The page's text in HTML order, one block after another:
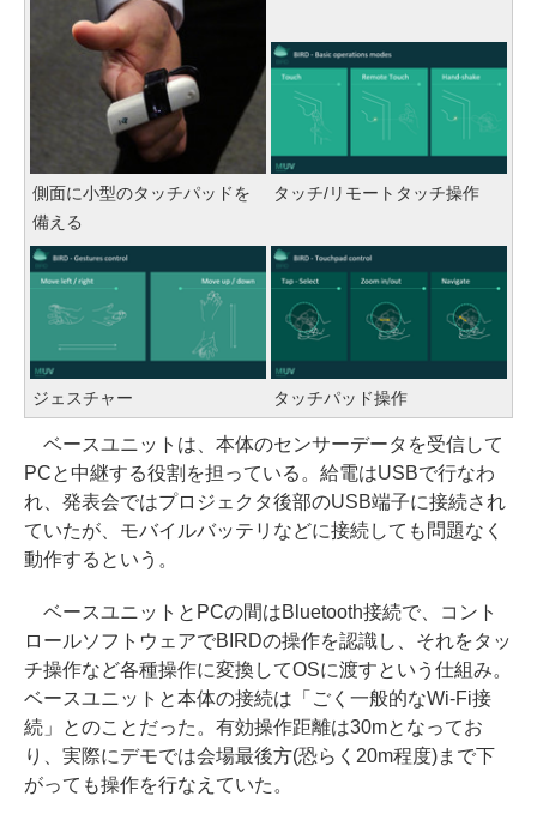
側面に小型のタッチパッドを
備える
タッチ/リモートタッチ操作
ジェスチャー タッチパッド操作
ベースユニットは、本体のセンサーデータを受信して
PCと中継する役割を担っている。給電はUSBで行なわ
れ、発表会ではプロジェクタ後部のUSB端子に接続され
ていたが、モバイルバッテリなどに接続しても問題なく
動作するという。
ベースユニットとPCの間はBluetooth接続で、コント
ロールソフトウェアでBIRDの操作を認識し、それをタッ
チ操作など各種操作に変換してOSに渡すという仕組み。
ベースユニットと本体の接続は「ごく一般的なWi-Fi接
続」とのことだった。有効操作距離は30mとなってお
り、実際にデモでは会場最後方(恐らく20m程度)まで下
がっても操作を行なえていた。